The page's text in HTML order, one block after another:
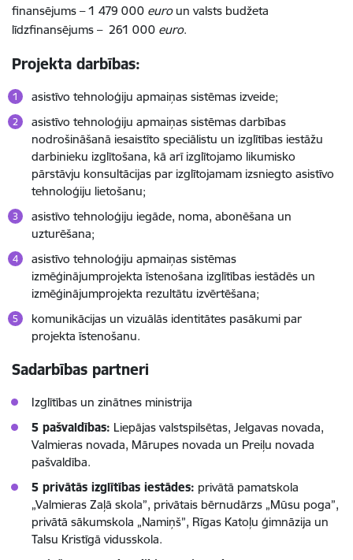
finansējums – 1 479 000 euroun valsts budžeta
līdzfinansējums – 261 000 euro.
Projekta darbības:
asistīvo tehnoloģiju apmaiņas sistēmas izveide;
asistīvo tehnoloģiju apmaiņas sistēmas darbības
nodrošināšanā iesaistīto speciālistu un izglītības iestāžu
darbinieku izglītošana, kā arī izglītojamo likumisko
pārstāvju konsultācijas par izglītojamam izsniegto asistīvo
tehnoloģiju lietošanu;
asistīvo tehnoloģiju iegāde, noma, abonēšana un
uzturēšana;
asistīvo tehnoloģiju apmaiņas sistēmas
izmēģinājumprojekta īstenošana izglītības iestādēs un
izmēģinājumprojekta rezultātu izvērtēšana;
komunikācijas un vizuālās identitātes pasākumi par
projekta īstenošanu.
Sadarbības partneri
Izglītības un zinātnes ministrija
5 pašvaldības: Liepājas valstspilsētas, Jelgavas novada,
Valmieras novada, Mārupes novada un Preiļu novada
pašvaldība.
5 privātās izglītības iestādes: privātā pamatskola
„Valmieras Zaļā skola”, privātais bērnudārzs „Mūsu poga”,
privātā sākumskola „Namiņš”, Rīgas Katoļu ģimnāzija un
Talsu Kristīgā vidusskola.